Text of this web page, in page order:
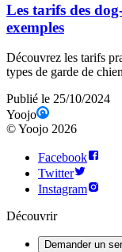
Les tarifs des
exemples
Découvrez les tarifs
types de garde de
Publié le 25/10/2024
Yoojo
©Yoojo 2026
Facebook
Twitter
Instagram
Découvrir
Demander un